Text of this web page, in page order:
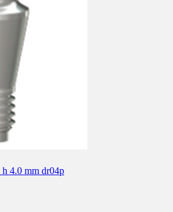
4.0 mm dr04p